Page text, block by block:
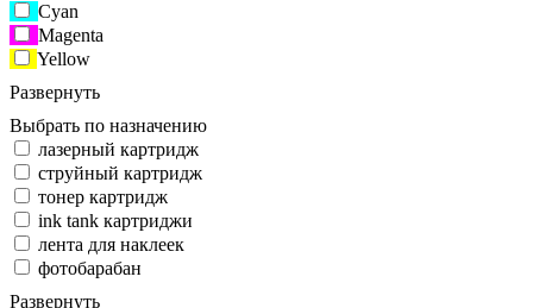
Cyan
Magenta
Yellow
Развернуть
Выбрать по назначению
лазерный картридж
струйный картридж
тонер картридж
ink tank картриджи
лента для наклеек
фотобарабан
Развернуть